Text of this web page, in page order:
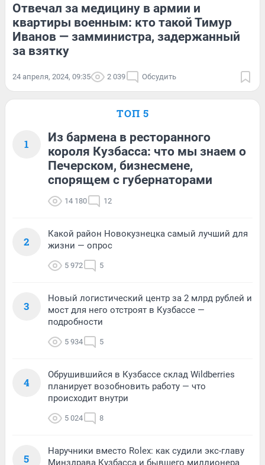
Отвечал за медицину в армии и
квартиры военным: кто такой Тимур
Иванов — замминистра, задержанный
за взятку
24 апреля, 2024, 09:35 2 039 Обсудить
ТОП 5
1
Из бармена в ресторанного
короля Кузбасса: что мы знаем о
Печерском, бизнесмене,
спорящем с губернаторами
14 180 12
2
Какой район Новокузнецка самый лучший для
жизни — опрос
5 972 5
3
Новый логистический центр за 2 млрд рублей и
мост для него отстроят в Кузбассе —
подробности
5 934 5
4
Обрушившийся в Кузбассе склад Wildberries
планирует возобновить работу — что
происходит внутри
5 024 8
5
Наручники вместо Rolex: как судили экс-главу
Минздрава Кузбасса и бывшего миллионера